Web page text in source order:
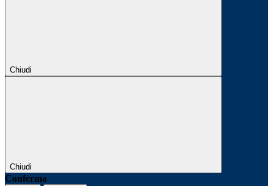
Chiudi
Chiudi
Conferma